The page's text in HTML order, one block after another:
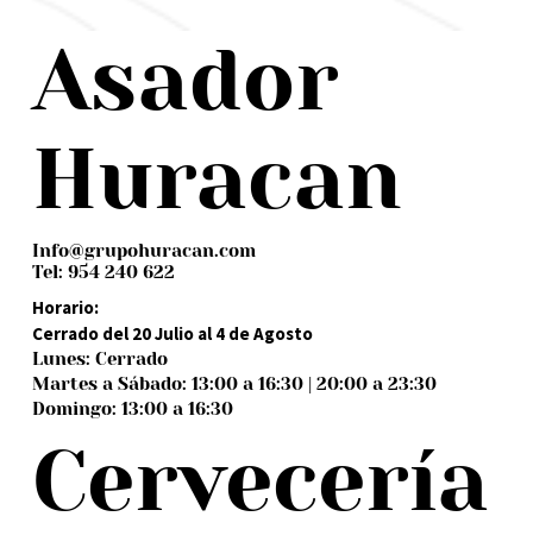
Asador
Huracan
Info@grupohuracan.com
Tel: 954 240 622
Horario:
Cerrado del 20 Julio al 4 de Agosto
Lunes: Cerrado
Martes a Sábado: 13:00 a 16:30 | 20:00 a 23:30
Domingo: 13:00 a 16:30
Cervecería